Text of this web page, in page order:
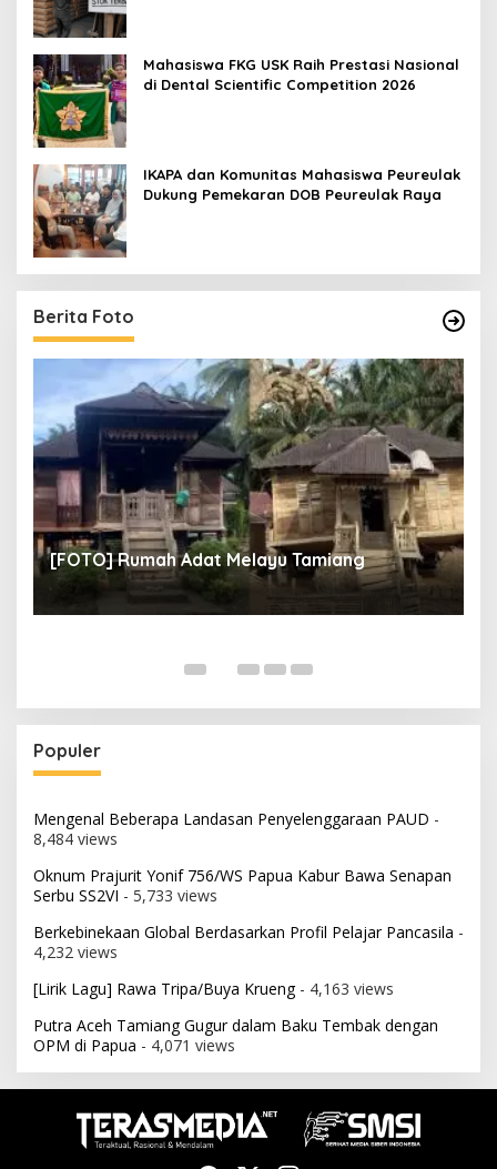
Mahasiswa FKG USK Raih Prestasi Nasional
di Dental Scientific Competition 2026
IKAPA dan Komunitas Mahasiswa Peureulak
Dukung Pemekaran DOB Peureulak Raya
Berita Foto
[FOTO] Rumah Adat Melayu Tamiang
Populer
Mengenal Beberapa Landasan Penyelenggaraan PAUD -
8,484 views
Oknum Prajurit Yonif 756/WS Papua Kabur Bawa Senapan
Serbu SS2VI - 5,733 views
Berkebinekaan Global Berdasarkan Profil Pelajar Pancasila -
4,232 views
[Lirik Lagu] Rawa Tripa/Buya Krueng- 4,163 views
Putra Aceh Tamiang Gugur dalam Baku Tembak dengan
OPM di Papua - 4,071 views